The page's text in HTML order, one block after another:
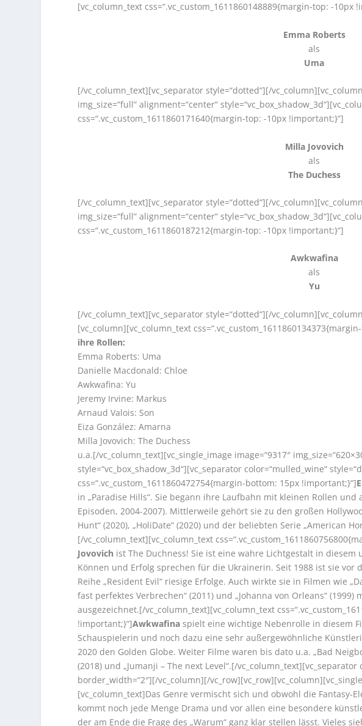
[vc_column_text css=“.vc_custom_1611860148889{margin-top: -10px
Emma Roberts
als
Uma
[/vc_column_text][vc_separator style=“dotted“][/
img_size=“full“ alignment=“center“
css=“.vc_custom_1611860171640{margin-top: -10px !important;}“]
Milla Jovovich
als
The Duchess
[/vc_column_text][vc_separator style=“dotted“][/
img_size=“full“ alignment=“center“
css=“.vc_custom_1611860187212{margin-top: -10px !important;}“]
Awkwafina
als
Yu
[/vc_column_text][vc_separator style=“dotted“][/
[vc_column][vc_column_text
ihre Rollen:
Emma Roberts: Uma
Danielle Macdonald: Chloe
Awkwafina: Yu
Jeremy Irvine: Markus
Arnaud Valois: Son
Eiza González: Amarna
Milla Jovovich: The Duchess
u.a.[/vc_column_text][vc_single_image image=“9317″
style=“vc_box_shadow_3d“][vc_separator color=“mulled_wine“
css=“.vc_custom_1611860472754{margin-bottom: 15px !important;}“]
in „Paradise Hills“. Sie begann ihre Laufbahn mit kleinen Rollen und
Episoden, 2004-2007). Mittlerweile gehört sie zu den großen
Hunt“ (2020), „HoliDate“ (2020) und der beliebten Serie „American
[/vc_column_text][vc_column_text
Jovovich ist The Duchness! Sie ist eine wahre Lichtgestalt in
Können und Erfolg sprechen für die Ukrainerin. Seit 1988 ist sie
Reihe „Resident Evil“ riesige Erfolge. Auch wirkte sie in Filmen wie
fast perfektes Verbrechen“ (2011) und „Johanna von Orleans“
ausgezeichnet.[/vc_column_text][vc_column_text
!important;}“]Awkwafina spielt eine wichtige Nebenrolle in diesem
Schauspielerin und noch dazu eine sehr außergewöhnliche
2020 den Golden Globe. Weiter Filme waren bis dato u.a. „Bad
(2018) und „Jumanji – The next Level“.[/vc_column_text][vc_separator
border_width=“2″][/vc_column][/
[vc_column_text]Das Genre vermischt sich und obwohl die Fantasy-
kommt noch jede Menge Drama und vor allen eine besondere
der am Ende die Frage des „Warum“ ganz klar stellen lässt. Vieles